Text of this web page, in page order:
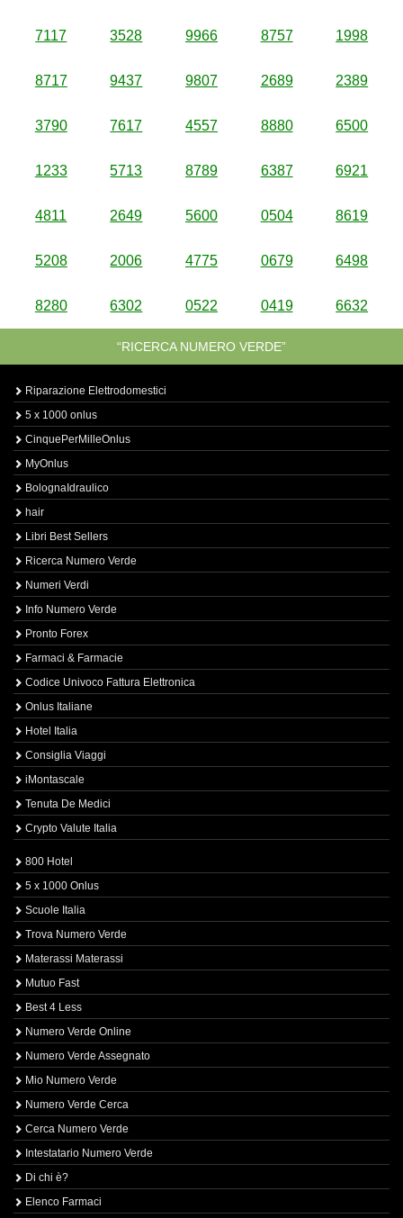
7117 3528 9966 8757 1998
8717 9437 9807 2689 2389
3790 7617 4557 8880 6500
1233 5713 8789 6387 6921
4811 2649 5600 0504 8619
5208 2006 4775 0679 6498
8280 6302 0522 0419 6632
“RICERCA NUMERO VERDE”
Riparazione Elettrodomestici
5 x 1000 onlus
CinquePerMilleOnlus
MyOnlus
BolognaIdraulico
hair
Libri Best Sellers
Ricerca Numero Verde
Numeri Verdi
Info Numero Verde
Pronto Forex
Farmaci & Farmacie
Codice Univoco Fattura Elettronica
Onlus Italiane
Hotel Italia
Consiglia Viaggi
iMontascale
Tenuta De Medici
Crypto Valute Italia
800 Hotel
5 x 1000 Onlus
Scuole Italia
Trova Numero Verde
Materassi Materassi
Mutuo Fast
Best 4 Less
Numero Verde Online
Numero Verde Assegnato
Mio Numero Verde
Numero Verde Cerca
Cerca Numero Verde
Intestatario Numero Verde
Di chi è?
Elenco Farmaci